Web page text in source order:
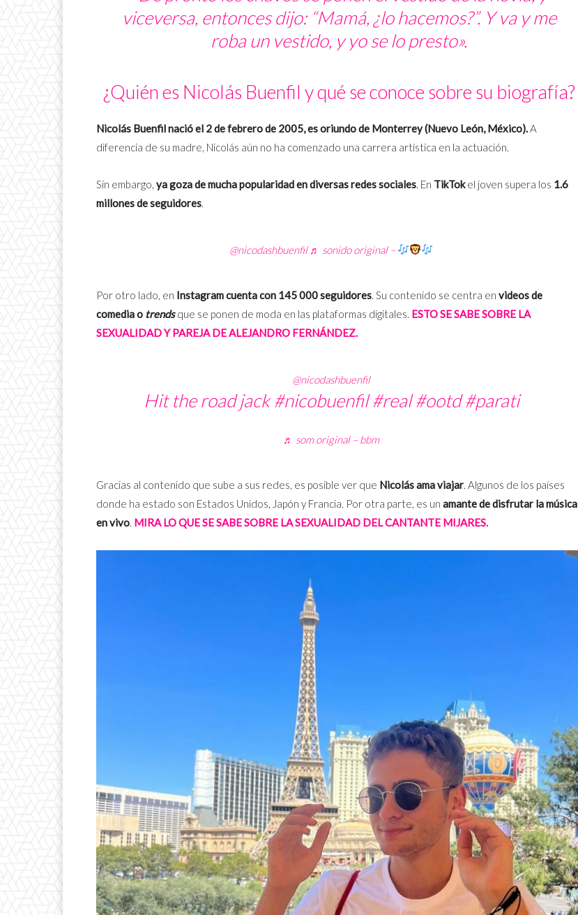
viceversa, entonces dijo: “Mamá, ¿lo hacemos?”. Y va y me
roba un vestido, y yo se lo presto».
¿Quién es Nicolás Buenfil y qué se conoce sobre su biografía?
Nicolás Buenfil nació el 2 de febrero de 2005, es oriundo de Monterrey (Nuevo León, México).A
diferencia de su madre, Nicolás aún no ha comenzado una carrera artística en la actuación.
Sin embargo, ya goza de mucha popularidad en diversas redes sociales. En TikTokel joven supera los 1.6
millones de seguidores.
@nicodashbuenfil ♬ sonido original –
Por otro lado, en Instagram cuenta con 145 000 seguidores. Su contenido se centra en videos de
comedia o trendsque se ponen de moda en las plataformas digitales. ESTO SE SABE SOBRE LA
SEXUALIDAD Y PAREJA DE ALEJANDRO FERNÁNDEZ.
@nicodashbuenfil
Hit the road jack#nicobuenfil #real #ootd #parati
♬ som original – bbm
Gracias al contenido que sube a sus redes, es posible ver que Nicolás ama viajar. Algunos de los países
donde ha estado son Estados Unidos, Japón y Francia. Por otra parte, es un amante de disfrutar la música
en vivo. MIRA LO QUE SE SABE SOBRE LA SEXUALIDAD DEL CANTANTE MIJARES.